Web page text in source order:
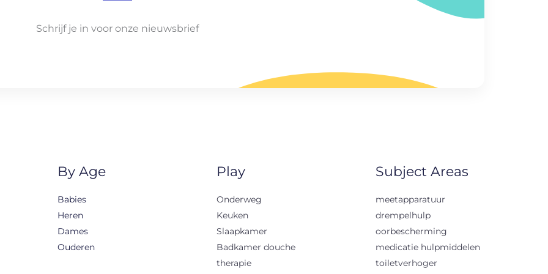
Schrijf je in voor onze nieuwsbrief
By Age
Babies
Heren
Dames
Ouderen
Play
Onderweg
Keuken
Slaapkamer
Badkamer douche
therapie
Subject Areas
meetapparatuur
drempelhulp
oorbescherming
medicatie hulpmiddelen
toiletverhoger